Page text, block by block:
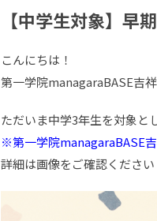
【中学生対象】早
こんにちは！
第一学院managaraBASE吉祥
ただいま中学3年生を対象と
※第一学院managaraBASE
詳細は画像をご確認くださ